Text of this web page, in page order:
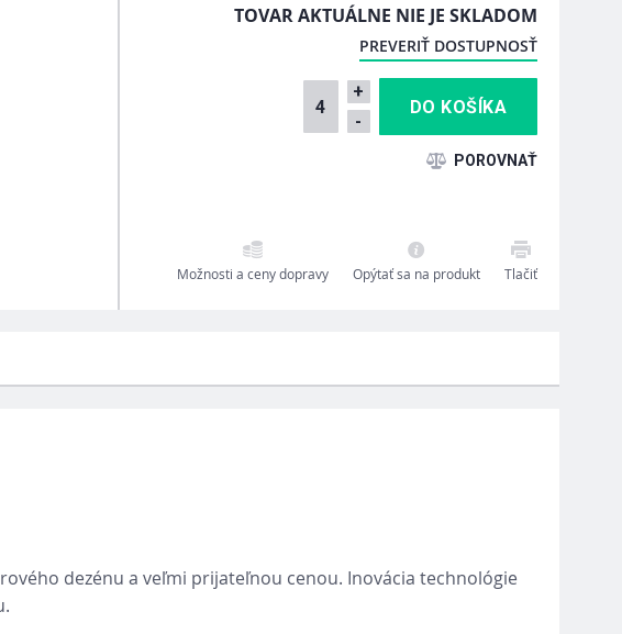
TOVAR AKTUÁLNE NIE JE SKLADOM
PREVERIŤ DOSTUPNOSŤ
+
-
Možnosti a ceny dopravy Opýtať sa na produkt Tlačiť
dezénu a veľmi prijateľnou cenou. Inovácia technológie